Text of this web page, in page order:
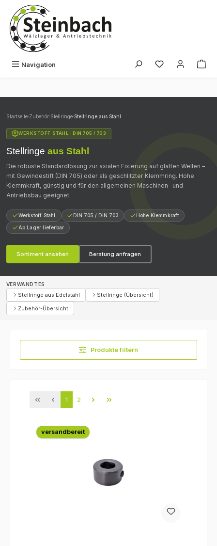
Zum Hauptinhalt springen
Navigation Du hast 0
Startseite›Zubehör›Stellringe›Stellringe aus Stahl
WERKSTOFF STAHL · DIN 705 / 703
Stellringe aus Stahl
Die robuste Standardlösung zur axialen Fixierung auf glatten Wellen –
mit Gewindestift (DIN 705) oder als geschlitzter Klemmring. Hohe
Klemmkraft, günstig und für den allgemeinen Maschinen- und
Antriebsbau geeignet.
Werkstoff Stahl DIN 705 / DIN 703 Hohe Klemmkraft
Ab Lager lieferbar
Sortiment ansehen Beratung anfragen
VERWANDTES
Stellringe aus Edelstahl
Stellringe (Übersicht)
Zubehör-Übersicht
Produkte filtern
Seite
1 Seite
2
versandbereit